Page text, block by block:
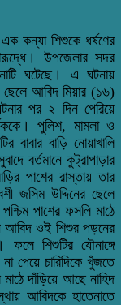
কন্যা শিশুকে ধর্ষণের
উপজেলার সদর
ঘটেছে। এ ঘটনায়
ছেলে আবিদ মিয়ার (১৬)
পর ২ দিন পেরিয়ে
পুলিশ, মামলা ও
বাবার বাড়ি নোয়াখালি
বর্তমানে কুট্রাপাড়ার
পাশের রাস্তায় তার
জসিম উদ্দিনের ছেলে
পাশের ফসলি মাঠে
আবিদ ওই শিশুর পড়নের
শিশুটির যৌনাঙ্গে
পেয়ে চারিদিকে খুঁজতে
দাঁড়িয়ে আছে নাহিদ
আবিদকে হাতেনাতে